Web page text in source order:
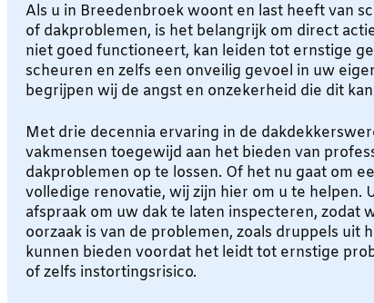
Als u in Breedenbroek woont en last heeft van
of dakproblemen, is het belangrijk om direct
niet goed functioneert, kan leiden tot ernstige
scheuren en zelfs een onveilig gevoel in uw
begrijpen wij de angst en onzekerheid die dit
Met drie decennia ervaring in de
vakmensen toegewijd aan het bieden van
dakproblemen op te lossen. Of het nu gaat om
volledige renovatie, wij zijn hier om u te helpen.
afspraak om uw dak te laten inspecteren, zodat
oorzaak is van de problemen, zoals druppels uit
kunnen bieden voordat het leidt tot ernstige
of zelfs instortingsrisico.